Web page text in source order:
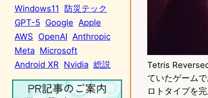
Windows11
防災テック
GPT-5 Google Apple
AWS OpenAI Anthropic
Meta Microsoft
Android XR Nvidia 総説
Tetris
ていたゲーム
ロトタイプを